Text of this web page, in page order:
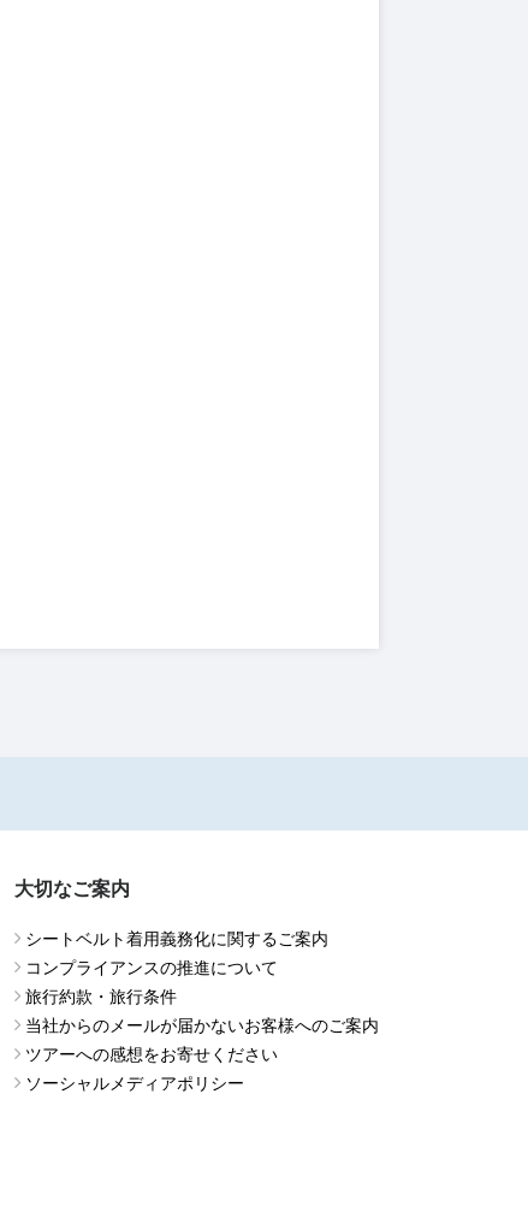
大切なご案内
シートベルト着用義務化に関するご案内
コンプライアンスの推進について
旅行約款・旅行条件
当社からのメールが届かないお客様へのご案内
ツアーへの感想をお寄せください
ソーシャルメディアポリシー